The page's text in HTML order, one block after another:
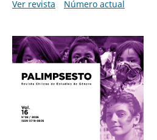
Ver revista
Número actual